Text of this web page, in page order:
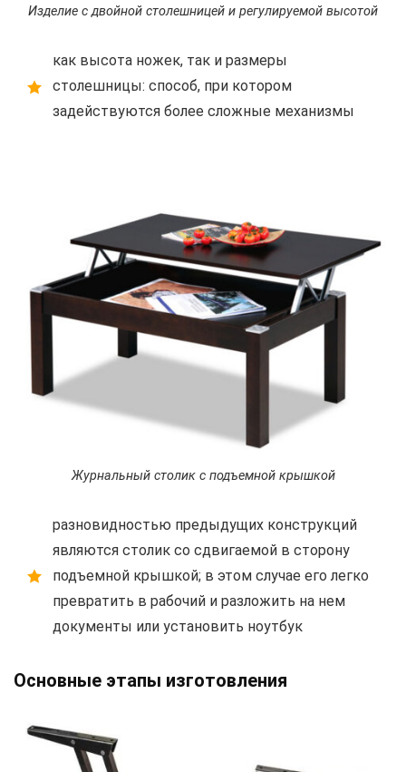
Изделие с двойной столешницей и регулируемой высотой
как высота ножек, так и размеры
столешницы: способ, при котором
задействуются более сложные механизмы
Журнальный столик с подъемной крышкой
разновидностью предыдущих конструкций
являются столик со сдвигаемой в сторону
подъемной крышкой; в этом случае его легко
превратить в рабочий и разложить на нем
документы или установить ноутбук
Основные этапы изготовления